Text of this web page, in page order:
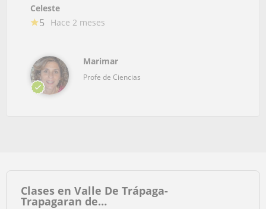
Celeste
5 Hace 2 meses
Marimar
Profe de Ciencias
Clases en Valle De Trápaga-
Trapagaran de…